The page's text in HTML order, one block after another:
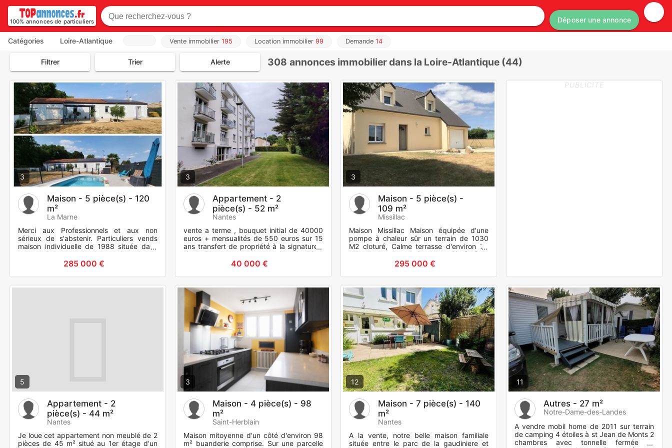
100% annonces de particuliers Déposer une annonce
Catégories Loire-Atlantique Vente immobilier 195 Location immobilier 99 Demande 14
Filtrer Trier Alerte 308 annonces immobilier dans la Loire-Atlantique (44)
3
Maison - 5 pièce(s) - 120
m²
La Marne
Merci aux Professionnels et aux non
sérieux de s'abstenir. Particuliers vends
maison individuelle de 1988 située dans
une petite commune dynamique entre
Nantes et Challans, proc
285 000 €
3
Appartement - 2
pièce(s) - 52 m²
Nantes
vente a terme , bouquet initial de 40000
euros + mensualités de 550 euros sur 15
ans transfert de propriété à la signature ,
l'investisseur prend possession du bien,
40 000 €
3
Maison - 5 pièce(s) -
109 m²
Missillac
Maison Missillac Maison équipée d'une
pompe à chaleur sûr un terrain de 1030
M2 cloturé, Calme terrasse d'environ 70
M2 calme et hors lotissement. Situé sûr la
295 000 €
PUBLICITE
5
Appartement - 2
pièce(s) - 44 m²
Nantes
Je loue cet appartement non meublé de 2
pièces de 45 m² situé au 1er étage d'un
3
Maison - 4 pièce(s) - 98
m²
Saint-Herblain
Maison mitoyenne d'un côté d'environ 98
m² buanderie comprise. Sur une parcelle
12
Maison - 7 pièce(s) - 140
m²
Nantes
A la vente, notre belle maison familiale
située entre le parc de la gaudiniere et
11
Autres - 27 m²
Notre-Dame-des-Landes
A vendre mobil home de 2011 sur terrain
de camping 4 étoiles à st Jean de Monts 2
chambres avec tonnelle fermée et